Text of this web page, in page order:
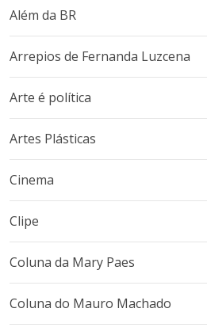
Além da BR
Arrepios de Fernanda Luzcena
Arte é política
Artes Plásticas
Cinema
Clipe
Coluna da Mary Paes
Coluna do Mauro Machado